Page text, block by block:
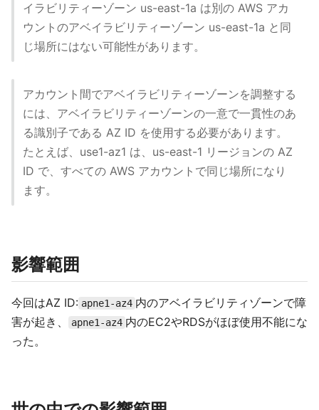
イラビリティーゾーン us-east-1a は別の AWS アカ
ウントのアベイラビリティーゾーン us-east-1a と同
じ場所にはない可能性があります。
アカウント間でアベイラビリティーゾーンを調整する
には、アベイラビリティーゾーンの一意で一貫性のあ
る識別子である AZ ID を使用する必要があります。
たとえば、use1-az1 は、us-east-1 リージョンの AZ
ID で、すべての AWS アカウントで同じ場所になり
ます。
影響範囲
今回はAZ ID: apne1-az4 内のアベイラビリティゾーンで障
害が起き、
apne1-az4 内のEC2やRDSがほぼ使用不能にな
った。